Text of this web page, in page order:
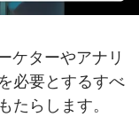
ケターやアナリ
必要とするすべ
たらします。